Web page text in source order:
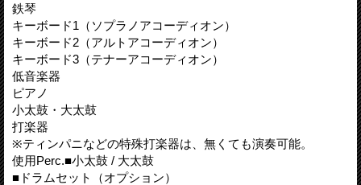
鉄琴
キーボード1（ソプラノアコーディオン）
キーボード2（アルトアコーディオン）
キーボード3（テナーアコーディオン）
低音楽器
ピアノ
小太鼓・大太鼓
打楽器
※ティンパニなどの特殊打楽器は、無くても演奏可能。
使用Perc.■小太鼓 / 大太鼓
■ドラムセット（オプション）